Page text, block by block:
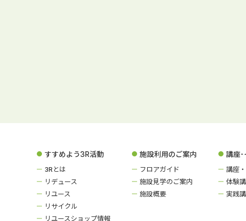
すすめよう3R活動
3Rとは
リデュース
リユース
リサイクル
リユースショップ情報
施設利用のご案内
フロアガイド
施設見学のご案内
施設概要
講座･
講座
体験
実践